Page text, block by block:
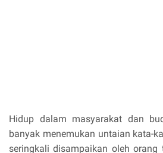
Hidup dalam masyarakat dan
banyak menemukan untaian kata-
seringkali disampaikan oleh